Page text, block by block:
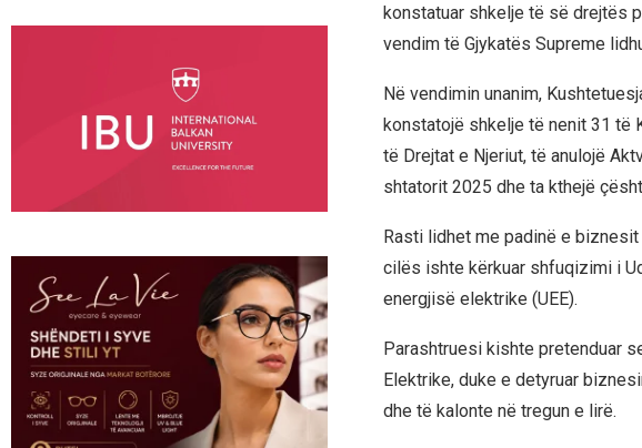
konstatuar shkelje të së drejtës
vendim të Gjykatës Supreme
Në vendimin unanim,
konstatojë shkelje të nenit 31 të
të Drejtat e Njeriut, të anulojë
shtatorit 2025 dhe ta kthejë
Rasti lidhet me padinë e
cilës ishte kërkuar shfuqizimi i
energjisë elektrike (UEE).
Parashtruesi kishte pretenduar
Elektrike, duke e detyruar
dhe të kalonte në tregun e lirë.